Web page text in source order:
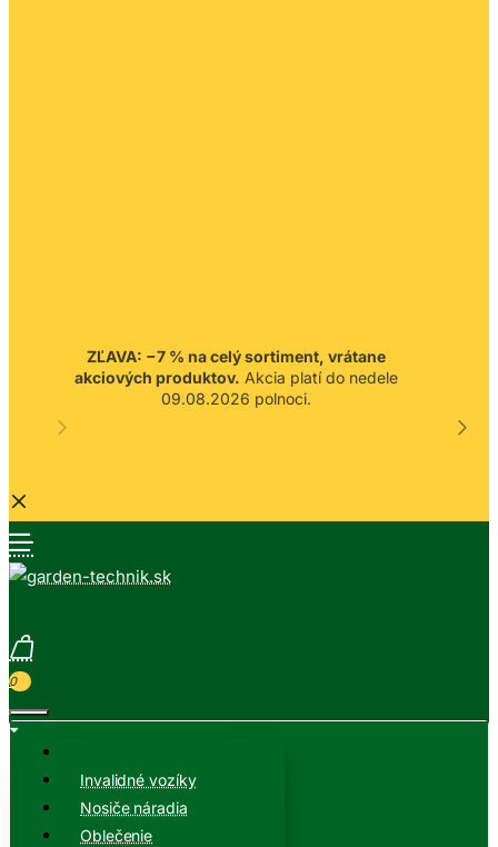
ZĽAVA: −7 % na celý sortiment, vrátane
akciových produktov. Akcia platí do nedele
09.08.2026 polnoci.
0
Invalidné vozíky
Nosiče náradia
Oblečenie